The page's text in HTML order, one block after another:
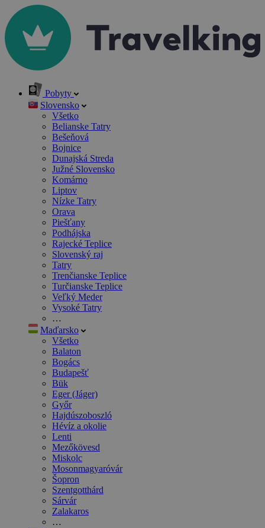
Pobyty
Slovensko
Všetko
Belianske Tatry
Bešeňová
Bojnice
Dunajská Streda
Južné Slovensko
Komárno
Liptov
Nízke Tatry
Orava
Piešťany
Podhájska
Rajecké Teplice
Slovenský raj
Tatry
Trenčianske Teplice
Turčianske Teplice
Veľký Meder
Vysoké Tatry
…
Maďarsko
Všetko
Balaton
Bogács
Budapešť
Bük
Eger (Jáger)
Győr
Hajdúszoboszló
Hévíz a okolie
Lenti
Mezőkövesd
Miskolc
Mosonmagyaróvár
Šopron
Szentgotthárd
Sárvár
Zalakaros
…